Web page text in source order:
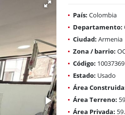
País: Colombia
Departamento:
Ciudad: Armenia
Zona / barrio:
Código: 10037369
Estado: Usado
Área
Área Terreno:
Área Privada: